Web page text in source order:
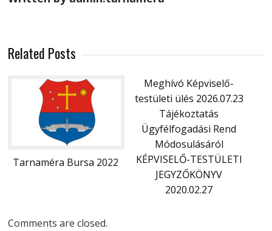
Related Posts
Tarnaméra Bursa 2022
Meghívó Képviselő-
testületi ülés 2026.07.23
Tájékoztatás
Ügyfélfogadási Rend
Módosulásáról
KÉPVISELŐ-TESTÜLETI
JEGYZŐKÖNYV
2020.02.27
Comments are closed.